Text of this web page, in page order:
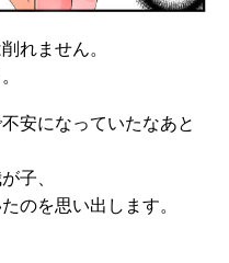
れません。
安になっていたなあと
子、
のを思い出します。